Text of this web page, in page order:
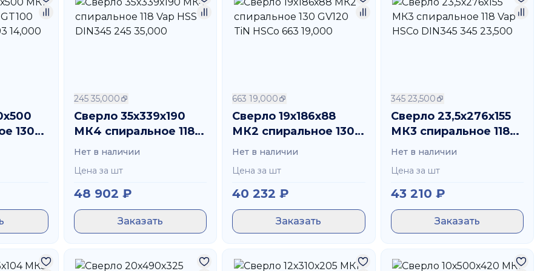
и повреждению.
– соблюдение правил безопасности. Носите защитные очки, перчатки, спецодежду, обращайтесь со
и профессионализма. При несоблюдении правил безопасности возможны серьезные травмы.
обработки отверстий
и много другое можно в компании Фризар. Широкий выбор
позволяют выбрать оптимальный инвентарь для ваших целей.
130
HSS
245 35,000
Сверло 35х339х190
МК4 спиральное 118
Vap HSS DIN345 245
Нет в наличии
Цена за шт
48 902 ₽
Заказать
663 19,000
Сверло 19х186х88
МК2 спиральное 130
GV120 TiN HSCo 663
Нет в наличии
Цена за шт
40 232 ₽
Заказать
345 23,500
Сверло 23,5х276х155
МК3 спиральное 118
Vap HSCo DIN345 345
Нет в наличии
Цена за шт
43 210 ₽
Заказать